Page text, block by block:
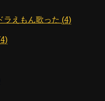
ラえもん歌った (4)